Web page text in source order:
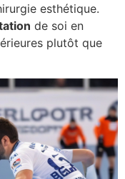
esthétique.
ation de soi en
plutôt que